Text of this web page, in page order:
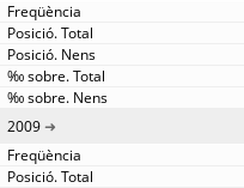
2009